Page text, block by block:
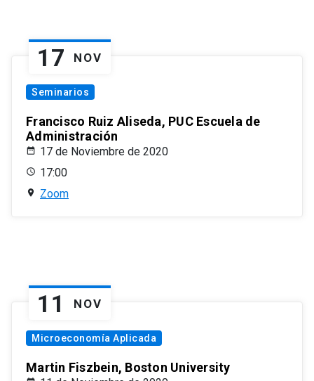
17 NOV
Seminarios
Francisco Ruiz Aliseda, PUC Escuela de
Administración
17 de Noviembre de 2020
17:00
Zoom
11 NOV
Microeconomía Aplicada
Martin Fiszbein, Boston University